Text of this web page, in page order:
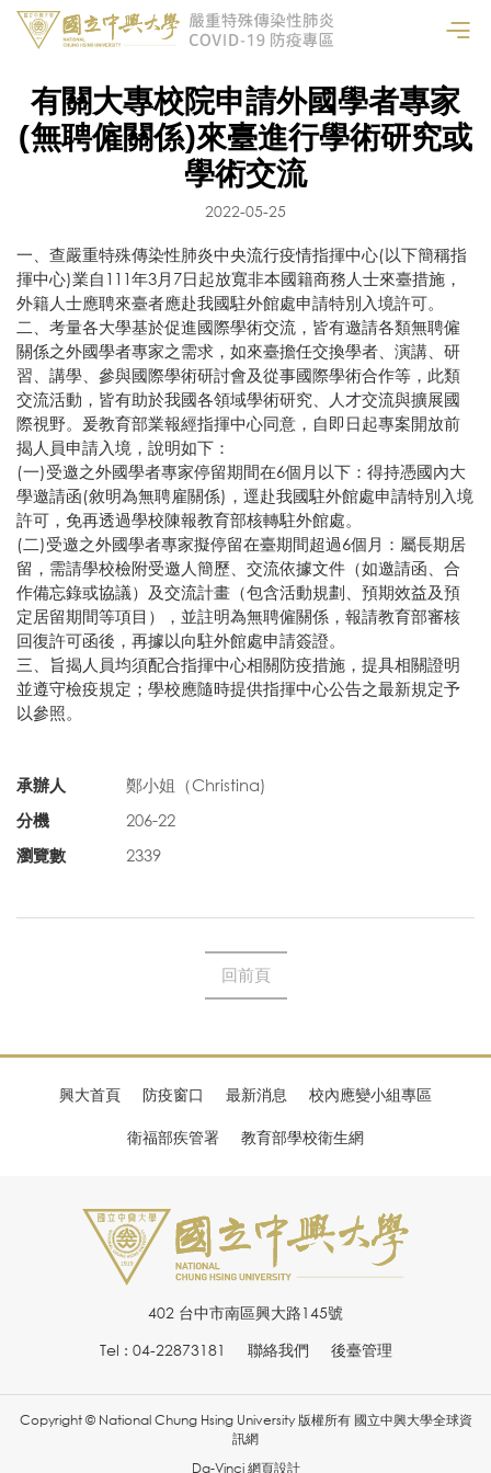
有關大專校院申請外國學者專家
(無聘僱關係)來臺進行學術研究或
學術交流
2022-05-25
一、查嚴重特殊傳染性肺炎中央流行疫情指揮中心(以下簡稱指
揮中心)業自111年3月7日起放寬非本國籍商務人士來臺措施，
外籍人士應聘來臺者應赴我國駐外館處申請特別入境許可。
二、考量各大學基於促進國際學術交流，皆有邀請各類無聘僱
關係之外國學者專家之需求，如來臺擔任交換學者、演講、研
習、講學、參與國際學術研討會及從事國際學術合作等，此類
交流活動，皆有助於我國各領域學術研究、人才交流與擴展國
際視野。爰教育部業報經指揮中心同意，自即日起專案開放前
揭人員申請入境，說明如下：
(一)受邀之外國學者專家停留期間在6個月以下：得持憑國內大
學邀請函(敘明為無聘雇關係)，逕赴我國駐外館處申請特別入境
許可，免再透過學校陳報教育部核轉駐外館處。
(二)受邀之外國學者專家擬停留在臺期間超過6個月：屬長期居
留，需請學校檢附受邀人簡歷、交流依據文件（如邀請函、合
作備忘錄或協議）及交流計畫（包含活動規劃、預期效益及預
定居留期間等項目），並註明為無聘僱關係，報請教育部審核
回復許可函後，再據以向駐外館處申請簽證。
三、旨揭人員均須配合指揮中心相關防疫措施，提具相關證明
並遵守檢疫規定；學校應隨時提供指揮中心公告之最新規定予
以參照。
承辦人
鄭小姐（Christina)
分機
206-22
瀏覽數
2339
回前頁
興大首頁 防疫窗口 最新消息 校內應變小組專區
衛福部疾管署 教育部學校衛生網
402 台中市南區興大路145號
Tel : 04-22873181
聯絡我們 後臺管理
Copyright © National Chung Hsing University 版權所有 國立中興大學全球資
訊網
Da-Vinci 網頁設計